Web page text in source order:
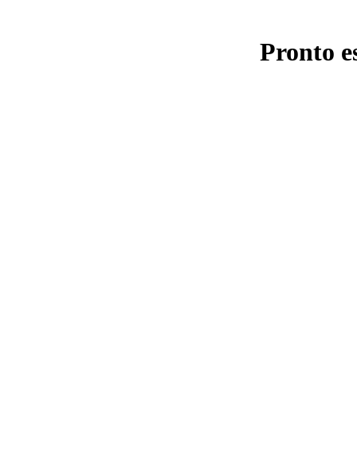
Pronto